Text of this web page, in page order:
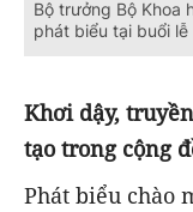
Bộ trưởng Bộ Khoa
phát biểu tại buổi lễ
Khơi dậy,
tạo trong cộng
Phát biểu chào